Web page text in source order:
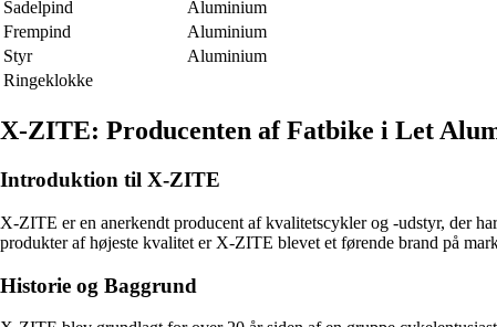
Sadelpind
Aluminium
Frempind
Aluminium
Styr
Aluminium
Ringeklokke
X-ZITE: Producenten af Fatbike i Let
Introduktion til X-ZITE
X-ZITE er en anerkendt producent af kvalitetscykler og -udstyr, der
produkter af højeste kvalitet er X-ZITE blevet et førende brand på
Historie og Baggrund